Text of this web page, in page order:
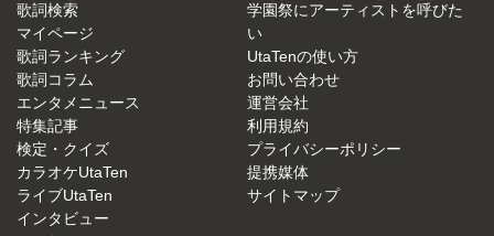
歌詞検索
マイページ
歌詞ランキング
歌詞コラム
エンタメニュース
特集記事
検定・クイズ
カラオケUtaTen
ライブUtaTen
インタビュー
学園祭にアーティストを呼びた
い
UtaTenの使い方
お問い合わせ
運営会社
利用規約
プライバシーポリシー
提携媒体
サイトマップ